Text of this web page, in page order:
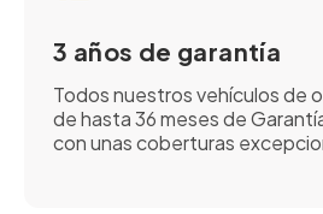
3 años de garantía
Todos nuestros vehículos de
de hasta 36 meses de
con unas coberturas